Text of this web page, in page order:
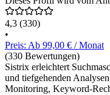
4,3 (330)
•
Preis: Ab 99,00 € / Monat
(330 Bewertungen)
Sistrix erleichtert
und tiefgehenden
Monitoring, Keyword-